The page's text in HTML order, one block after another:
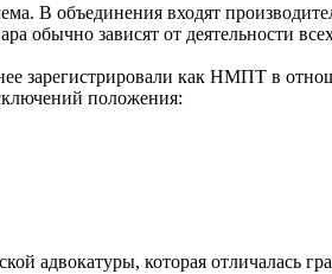
В объединения входят
обычно зависят от деятельности
зарегистрировали как НМПТ в
положения:
адвокатуры, которая отличалась